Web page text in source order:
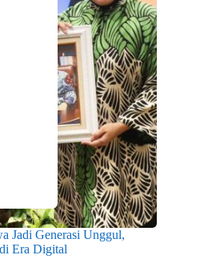
Jadi Generasi Unggul,
Era Digital